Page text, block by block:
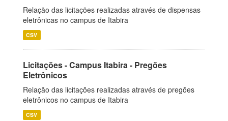
Relação das licitações realizadas através de dispensas
eletrônicas no campus de Itabira
CSV
Licitações - Campus Itabira - Pregões
Eletrônicos
Relação das licitações realizadas através de pregões
eletrônicos no campus de Itabira
CSV